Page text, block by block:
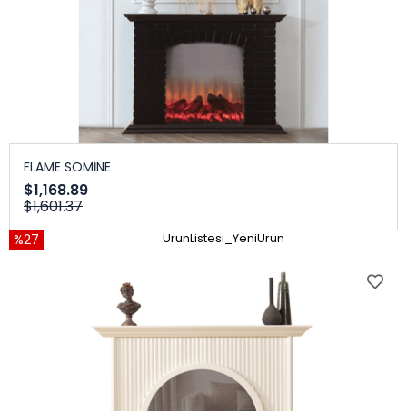
FLAME SÖMİNE
$1,168.89
$1,601.37
%27 UrunListesi_YeniUrun